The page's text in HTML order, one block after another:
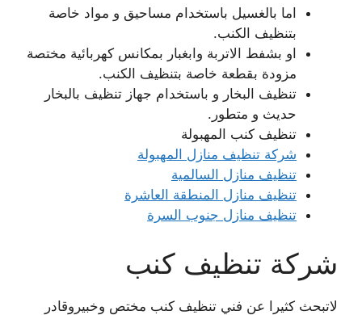
اما بالغسيل باستخدام مساحيق و مواد خاصة
بتنظيف الكنب.
او بشفط الاتربة وابغبار بمكانس كهربائية مختصة
مزودة بقطعة خاصة بتنظيف الكنب.
تنظيف البخار و باستخدام جهاز تنظيف بالبخار
حديث و متطور.
تنظيف كنب المهبولة
شركة تنظيف منازل المهبولة
تنظيف منازل السالمية
تنظيف منازل المنطقة العاشرة
تنظيف منازل جنوب السرة
شركة تنظيف كنب
لاتبحث كثيرا عن فني تنظيف كنب مختص وخبيروقادر